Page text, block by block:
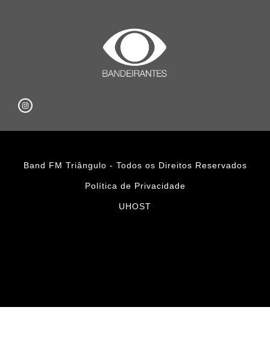
Band FM Triângulo - Todos os Direitos Reservados
Política de Privacidade
UHOST